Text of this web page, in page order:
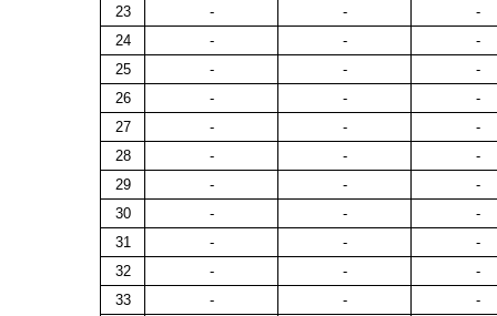
23
- -
-
24
- -
-
25
- -
-
26
- -
-
27
- -
-
28
- -
-
29
- -
-
30
- -
-
31
- -
-
32
- -
-
33
- -
-